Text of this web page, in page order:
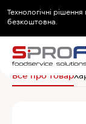
Технологічні
безкоштовна.
Головна
Все про товар